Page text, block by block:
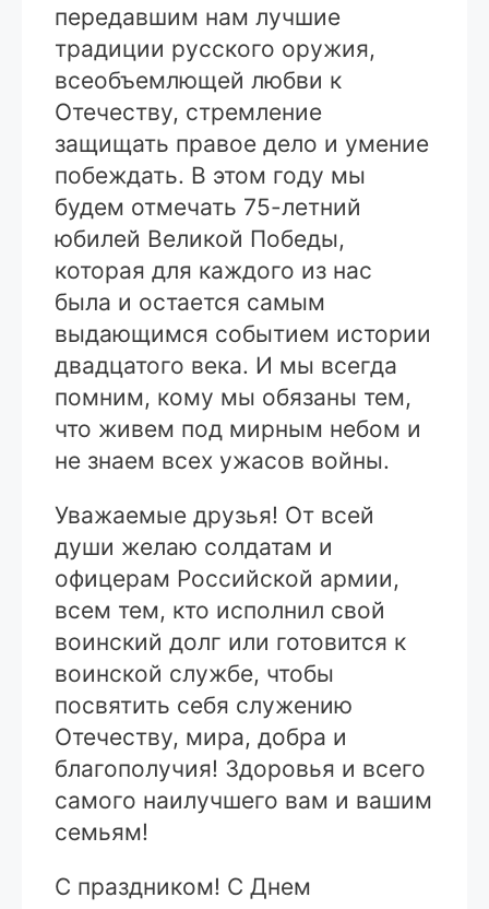
передавшим нам лучшие
традиции русского оружия,
всеобъемлющей любви к
Отечеству, стремление
защищать правое дело и умение
побеждать. В этом году мы
будем отмечать 75-летний
юбилей Великой Победы,
которая для каждого из нас
была и остается самым
выдающимся событием истории
двадцатого века. И мы всегда
помним, кому мы обязаны тем,
что живем под мирным небом и
не знаем всех ужасов войны.
Уважаемые друзья! От всей
души желаю солдатам и
офицерам Российской армии,
всем тем, кто исполнил свой
воинский долг или готовится к
воинской службе, чтобы
посвятить себя служению
Отечеству, мира, добра и
благополучия! Здоровья и всего
самого наилучшего вам и вашим
семьям!
С праздником! С Днем